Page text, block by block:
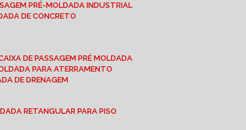
PRÉ-MOLDADA INDUSTRIAL
DE CONCRETO
CAIXA DE PASSAGEM PRÉ MOLDADA
PARA ATERRAMENTO
DE DRENAGEM
RETANGULAR PARA PISO